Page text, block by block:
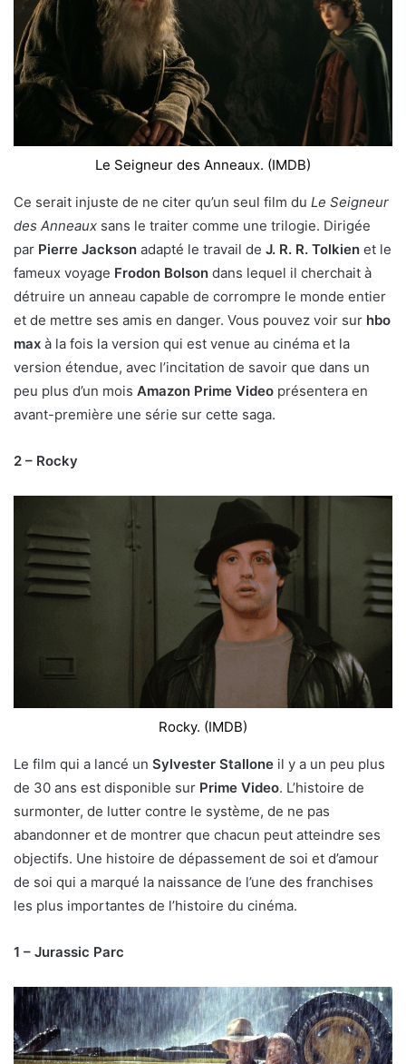
Le Seigneur des Anneaux. (IMDB)
Ce serait injuste de ne citer qu’un seul film du Le Seigneur
des Anneaux sans le traiter comme une trilogie. Dirigée
par Pierre Jackson adapté le travail de J. R. R. Tolkien et le
fameux voyage Frodon Bolson dans lequel il cherchait à
détruire un anneau capable de corrompre le monde entier
et de mettre ses amis en danger. Vous pouvez voir sur hbo
max à la fois la version qui est venue au cinéma et la
version étendue, avec l’incitation de savoir que dans un
peu plus d’un mois Amazon Prime Video présentera en
avant-première une série sur cette saga.
2 – Rocky
Rocky. (IMDB)
Le film qui a lancé un Sylvester Stallone il y a un peu plus
de 30 ans est disponible sur Prime Video. L’histoire de
surmonter, de lutter contre le système, de ne pas
abandonner et de montrer que chacun peut atteindre ses
objectifs. Une histoire de dépassement de soi et d’amour
de soi qui a marqué la naissance de l’une des franchises
les plus importantes de l’histoire du cinéma.
1 – Jurassic Parc